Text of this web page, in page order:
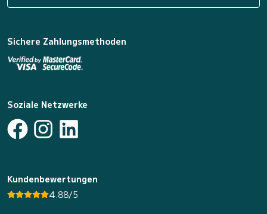
Sichere Zahlungsmethoden
Soziale Netzwerke
Kundenbewertungen
4.88/5